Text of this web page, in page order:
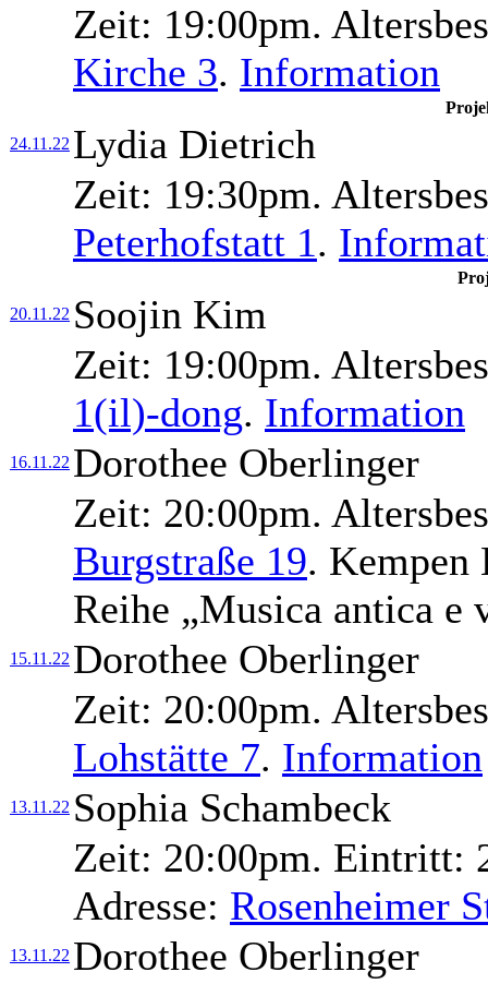
Zeit: 19:00pm.
Kirche 3. Information
24.11.22 Lydia Dietrich
Zeit: 19:30pm.
Peterhofstatt 1.
20.11.22 Soojin Kim
Zeit: 19:00pm.
1(il)-dong. Information
16.11.22 Dorothee Oberlinger
Zeit: 20:00pm.
Burgstraße 19. Kempen
Reihe „Musica antica e
15.11.22 Dorothee Oberlinger
Zeit: 20:00pm.
Lohstätte 7. Information
13.11.22 Sophia Schambeck
Zeit: 20:00pm. Eintritt:
Adresse: Rosenheimer
13.11.22 Dorothee Oberlinger